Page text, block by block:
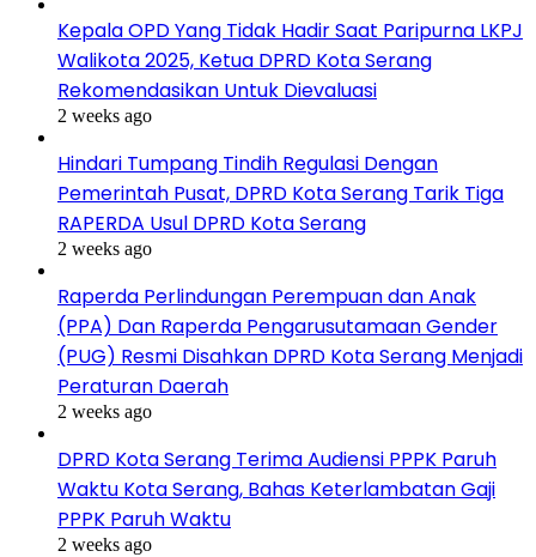
Kepala OPD Yang Tidak Hadir Saat Paripurna LKPJ
Walikota 2025, Ketua DPRD Kota Serang
Rekomendasikan Untuk Dievaluasi
2 weeks ago
Hindari Tumpang Tindih Regulasi Dengan
Pemerintah Pusat, DPRD Kota Serang Tarik Tiga
RAPERDA Usul DPRD Kota Serang
2 weeks ago
Raperda Perlindungan Perempuan dan Anak
(PPA) Dan Raperda Pengarusutamaan Gender
(PUG) Resmi Disahkan DPRD Kota Serang Menjadi
Peraturan Daerah
2 weeks ago
DPRD Kota Serang Terima Audiensi PPPK Paruh
Waktu Kota Serang, Bahas Keterlambatan Gaji
PPPK Paruh Waktu
2 weeks ago